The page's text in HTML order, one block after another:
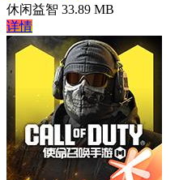
休闲益智 33.89 MB
详情